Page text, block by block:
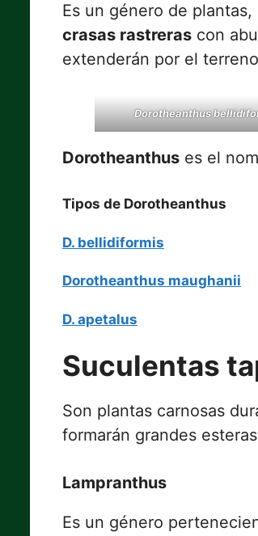
Es un género de
crasas rastreras con
extenderán por el
Dorotheanthus
Dorotheanthus es el
Tipos de Dorotheanthus
D. bellidiformis
Dorotheanthus maughanii
D. apetalus
Suculentas
Son plantas carnosas
formarán grandes
Lampranthus
Es un género